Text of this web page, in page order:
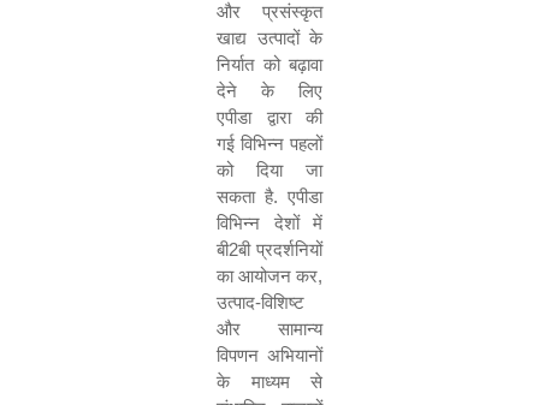
और प्रसंस्कृत
खाद्य उत्पादों के
निर्यात को बढ़ावा
देने के लिए
एपीडा द्वारा की
गई विभिन्न पहलों
को दिया जा
सकता है. एपीडा
विभिन्न देशों में
बी2बी प्रदर्शनियों
का आयोजन कर,
उत्पाद-विशिष्ट
और सामान्य
विपणन अभियानों
के माध्यम से